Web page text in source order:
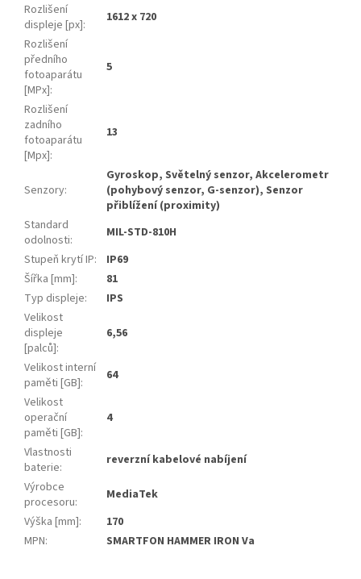
Rozlišení
displeje [px]:
1612 x 720
Rozlišení
předního
fotoaparátu
[MPx]:
5
Rozlišení
zadního
fotoaparátu
[Mpx]:
13
Senzory:
Gyroskop, Světelný senzor, Akcelerometr
(pohybový senzor, G-senzor), Senzor
přiblížení (proximity)
Standard
odolnosti:
MIL-STD-810H
Stupeň krytí IP:
IP69
Šířka [mm]:
81
Typ displeje:
IPS
Velikost
displeje
[palců]:
6,56
Velikost interní
paměti [GB]:
64
Velikost
operační
paměti [GB]:
4
Vlastnosti
baterie:
reverzní kabelové nabíjení
Výrobce
procesoru:
MediaTek
Výška [mm]:
170
MPN: SMARTFON HAMMER IRON Va